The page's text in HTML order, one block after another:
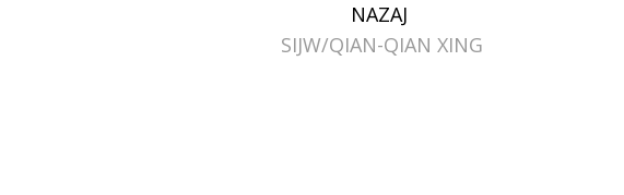
NAZAJ
SIJW QIAN-QIAN XING